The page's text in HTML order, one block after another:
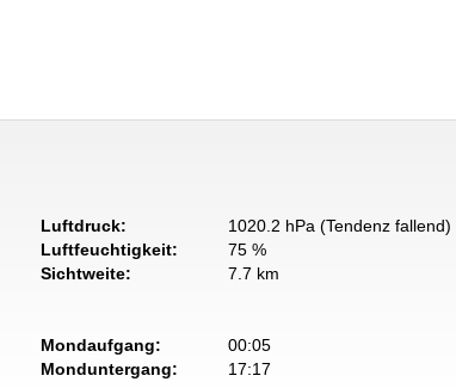
Luftdruck:
1020.2 hPa (Tendenz fallend)
Luftfeuchtigkeit:
75 %
Sichtweite:
7.7 km
Mondaufgang:
00:05
Monduntergang:
17:17